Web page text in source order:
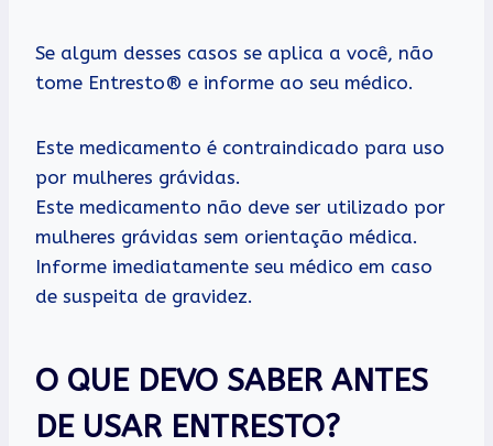
Se algum desses casos se aplica a você, não
tome Entresto® e informe ao seu médico.
Este medicamento é contraindicado para uso
por mulheres grávidas.
Este medicamento não deve ser utilizado por
mulheres grávidas sem orientação médica.
Informe imediatamente seu médico em caso
de suspeita de gravidez.
O QUE DEVO SABER ANTES
DE USAR ENTRESTO?